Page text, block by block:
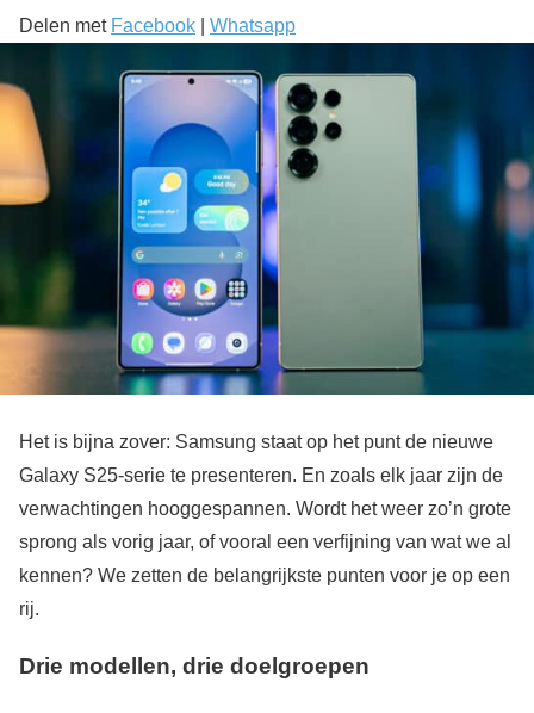
Delen met Facebook Whatsapp
Het is bijna zover: Samsung staat op het punt de nieuwe
Galaxy S25-serie te presenteren. En zoals elk jaar zijn de
verwachtingen hooggespannen. Wordt het weer zo’n grote
sprong als vorig jaar, of vooral een verfijning van wat we al
kennen? We zetten de belangrijkste punten voor je op een
rij.
Drie modellen, drie doelgroepen